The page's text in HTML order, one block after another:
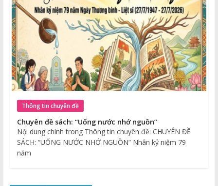
Thông tin chuyên đề
Chuyên đề sách: “Uống nước nhớ nguồn”
Nội dung chính trong Thông tin chuyên đề: CHUYÊN ĐỀ
SÁCH: “UỐNG NƯỚC NHỚ NGUỒN” Nhân kỷ niệm 79
năm